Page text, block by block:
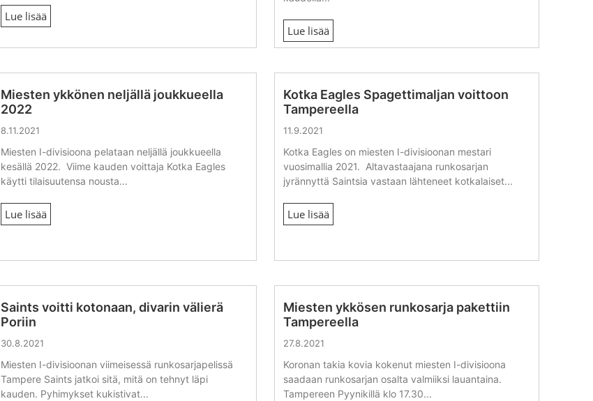
Lue lisää
Lue lisää
Miesten ykkönen neljällä joukkueella
2022
8.11.2021
Miesten I-divisioona pelataan neljällä joukkueella
kesällä 2022. Viime kauden voittaja Kotka Eagles
käytti tilaisuutensa nousta...
Lue lisää
Kotka Eagles Spagettimaljan voittoon
Tampereella
11.9.2021
Kotka Eagles on miesten I-divisioonan mestari
vuosimallia 2021. Altavastaajana runkosarjan
jyrännyttä Saintsia vastaan lähteneet kotkalaiset...
Lue lisää
Saints voitti kotonaan, divarin välierä
Poriin
30.8.2021
Miesten I-divisioonan viimeisessä runkosarjapelissä
Tampere Saints jatkoi sitä, mitä on tehnyt läpi
kauden. Pyhimykset kukistivat...
Miesten ykkösen runkosarja pakettiin
Tampereella
27.8.2021
Koronan takia kovia kokenut miesten I-divisioona
saadaan runkosarjan osalta valmiiksi lauantaina.
Tampereen Pyynikillä klo 17.30...